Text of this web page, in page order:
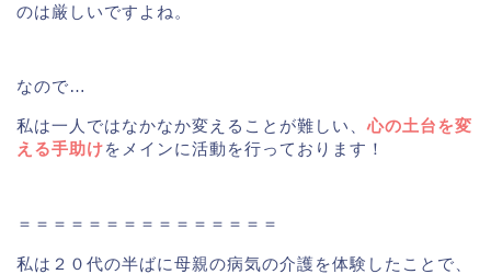
のは厳しいですよね。
なので…
私は一人ではなかなか変えることが難しい、 心の土台を変
える手助けをメインに活動を行っております！
＝＝＝＝＝＝＝＝＝＝＝＝＝＝＝
私は２０代の半ばに母親の病気の介護を体験したことで、